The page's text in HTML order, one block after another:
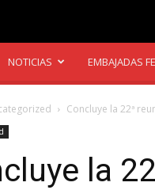
NOTICIAS EMBAJADAS
Concluye la 22ª
la